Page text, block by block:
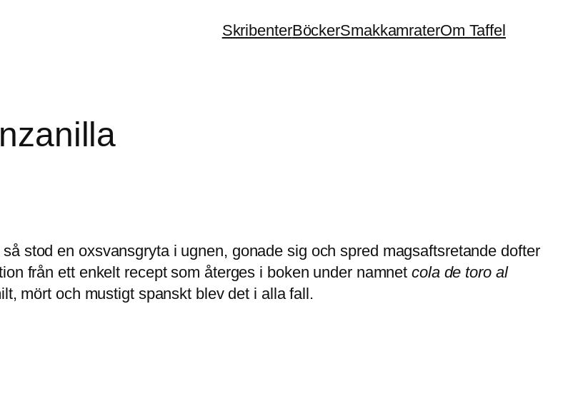
SkribenterBöckerSmakkamraterOm Taffel
stod en oxsvansgryta i ugnen, gonade sig och spred magsaftsretande dofter
från ett enkelt recept som återges i boken under namnetcola de toro al
mört och mustigt spanskt blev det i alla fall.